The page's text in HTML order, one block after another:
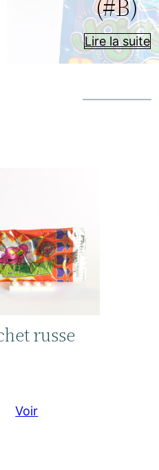
(#B)
Lire la suite
russe
Voir